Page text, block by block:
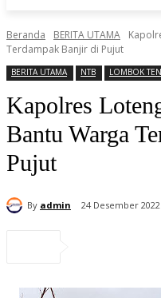
Beranda BERITA UTAMA
Terdampak Banjir di Pujut
BERITA UTAMA NTB LOMBOK
Kapolres
Bantu Warga
Pujut
By admin 24 Desember 2022